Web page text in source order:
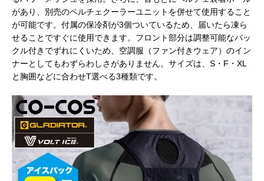
があり、別売のペルチェクーラーユニットを併せて使用すること
が可能です。付属の保冷剤が3個ついているため、届いたら凍ら
せることですぐに使用できます。フロント部分は調整可能なバッ
クル付きでずれにくいため、空調服（ファン付きウェア）のイン
ナーとしてもわずらわしさがありません。サイズは、S・F・XL
と胸囲などに合わせT選べる3種類です。